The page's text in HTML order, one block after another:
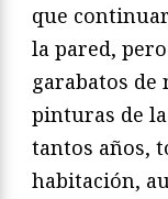
que
la pared,
garabatos
pinturas de
tantos años,
habitación,